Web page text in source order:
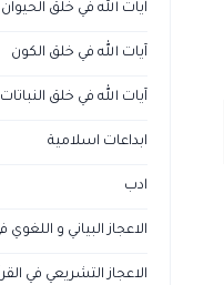
آيات الله في خلق الحيوان
آيات الله في خلق الكون
آيات الله في خلق النباتات
ابداعات اسلامية
ادب
الاعجاز البياني و اللغوي
الاعجاز التشريعي في